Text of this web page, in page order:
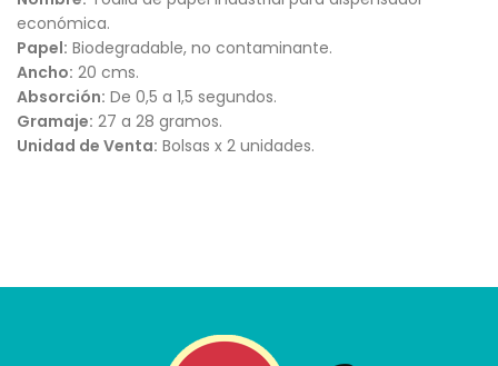
económica.
Papel: Biodegradable, no contaminante.
Ancho: 20 cms.
Absorción: De 0,5 a 1,5 segundos.
Gramaje: 27 a 28 gramos.
Unidad de Venta: Bolsas x 2 unidades.